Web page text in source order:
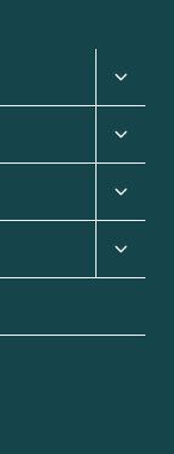
child
menu
child
menu
child
menu
child